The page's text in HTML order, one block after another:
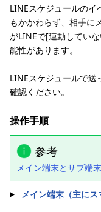
LINEスケジュールのイ
もかかわらず、相手に
がLINEで[連動してい
能性があります。
LINEスケジュールで
確認ください。
操作手順
参考
メイン端末とサブ端
メイン端末（主にス